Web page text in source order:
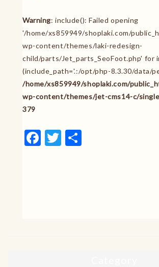
Warning: include(): Failed opening
'/home/xs859949/shoplaki.com/
wp-content/themes/laki-redesign-
child/parts/Jet_parts_SeoFoot.php' for
(include_path='.:/opt/php-8.3.30/data/
/home/xs859949/shoplaki.com/
wp-content/themes/jet-cms14-c/
379
F
a
T
w